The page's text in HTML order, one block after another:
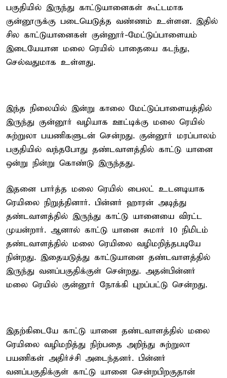
பகுதியில் இருந்து காட்டுயானைகள் கூட்டமாக
குன்னூருக்கு படையெடுத்த வண்ணம் உள்ளன. இதில்
சில காட்டுயானைகள் குன்னூர்-மேட்டுப்பாளையம்
இடையேயான மலை ரெயில் பாதையை கடந்து,
செல்வதுமாக உள்ளது.
இந்த நிலையில் இன்று காலை மேட்டுப்பாளையத்தில்
இருந்து குன்னூர் வழியாக ஊட்டிக்கு மலை ரெயில்
சுற்றுலா பயணிகளுடன் சென்றது. குன்னூர் மரப்பாலம்
பகுதியில் வந்தபோது தண்டவாளத்தில் காட்டு யானை
ஒன்று நின்று கொண்டு இருந்தது.
இதனை பார்த்த மலை ரெயில் பைலட் உடனடியாக
ரெயிலை நிறுத்தினார். பின்னர் ஹாரன் அடித்து
தண்டவாளத்தில் இருந்து காட்டு யானையை விரட்ட
முயன்றார். ஆனால் காட்டு யானை சுமார் 10 நிமிடம்
தண்டவாளத்தில் மலை ரெயிலை வழிமறித்தபடியே
நின்றது. இதையடுத்து காட்டுயானை தண்டவாளத்தில்
இருந்து வனப்பகுதிக்குள் சென்றது. அதன்பின்னர்
மலை ரெயில் குன்னூர் நோக்கி புறப்பட்டு சென்றது.
இதற்கிடையே காட்டு யானை தண்டவாளத்தில் மலை
ரெயிலை வழிமறித்து நிற்பதை அறிந்து சுற்றுலா
பயணிகள் அதிர்ச்சி அடைந்தனர். பின்னர்
வனப்பகுதிக்குள் காட்டு யானை சென்றபிறகுதான்